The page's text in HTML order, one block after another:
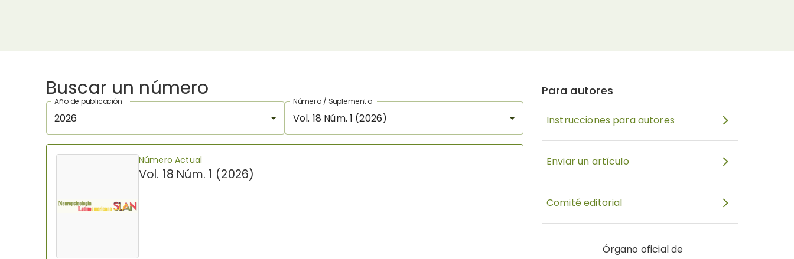
Buscar un número
Año de publicación
2026
Número / Suplemento
Vol. 18 Núm. 1 (2026)
Número Actual
Vol. 18 Núm. 1 (2026)
Para autores
Instrucciones para autores
Enviar un artículo
Comité editorial
Órgano oficial de